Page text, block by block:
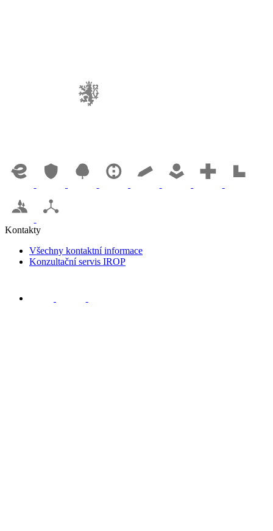
Kontakty
Všechny kontaktní informace
Konzultační servis IROP